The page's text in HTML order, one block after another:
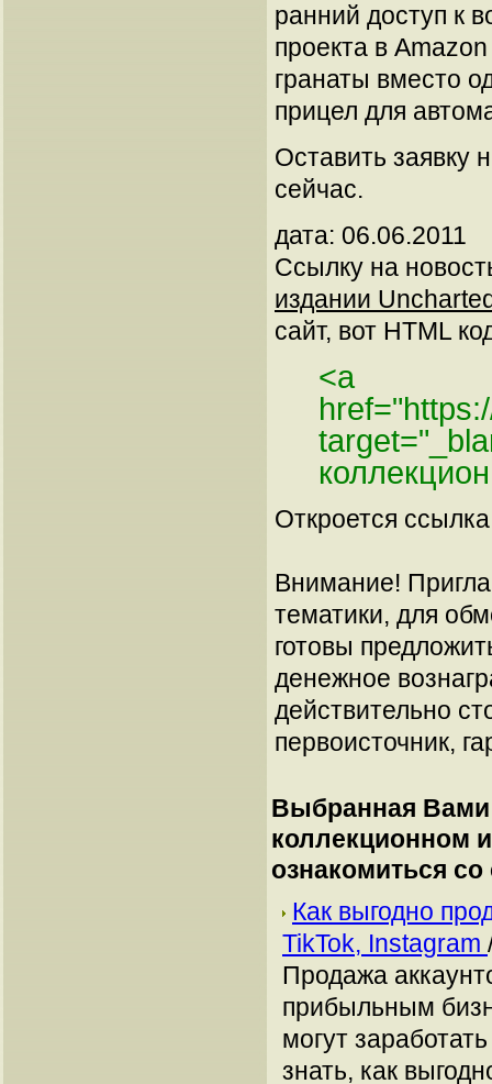
ранний доступ к
проекта в
гранаты вместо
прицел для
Оставить заявку
сейчас.
дата: 06.06.2011
Ссылку на
издании
сайт, вот HTML
<a
Откроется
Внимание!
тематики, для
готовы
денежное
действительно
первоисточник,
Выбранная Вами
коллекционном
ознакомиться
Как выгодно
TikTok, Instagram
Продажа
прибыльным
могут
знать, как